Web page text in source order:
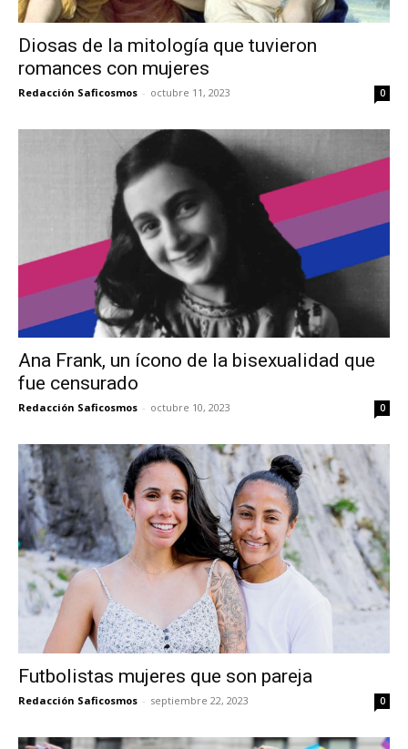
Diosas de la mitología que tuvieron
romances con mujeres
Redacción Saficosmos - octubre 11, 2023 0
Ana Frank, un ícono de la bisexualidad que
fue censurado
Redacción Saficosmos - octubre 10, 2023 0
Futbolistas mujeres que son pareja
Redacción Saficosmos - septiembre 22, 2023 0